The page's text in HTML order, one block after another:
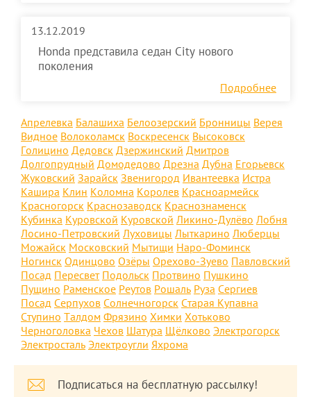
13.12.2019
Honda представила седан City нового
поколения
Подробнее
Апрелевка Балашиха Белоозерский Бронницы Верея
Видное Волоколамск Воскресенск Высоковск
Голицино Дедовск Дзержинский Дмитров
Долгопрудный Домодедово Дрезна Дубна Егорьевск
Жуковский Зарайск Звенигород Ивантеевка Истра
Кашира Клин Коломна Королев Красноармейск
Красногорск Краснозаводск Краснознаменск
Кубинка Куровской Куровской Ликино-Дулёво Лобня
Лосино-Петровский Луховицы Лыткарино Люберцы
Можайск Московский Мытищи Наро-Фоминск
Ногинск Одинцово Озёры Орехово-Зуево Павловский
Посад Пересвет Подольск Протвино Пушкино
Пущино Раменское Реутов Рошаль Руза Сергиев
Посад Серпухов Солнечногорск Старая Купавна
Ступино Талдом Фрязино Химки Хотьково
Черноголовка Чехов Шатура Щёлково Электрогорск
Электросталь Электроугли Яхрома
Подписаться на бесплатную рассылку!